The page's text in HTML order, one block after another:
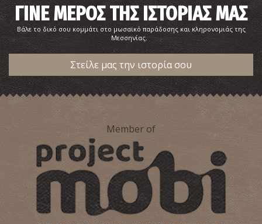
ΓΙΝΕ ΜΕΡΟΣ ΤΗΣ ΙΣΤΟΡΙΑΣ ΜΑΣ
Βάλε το δικό σου κομμάτι στο μωσαϊκό παράδοσης και κληρονομιάς της
Μεσσηνίας.
Στείλε μας την ιστορία σου
Member of